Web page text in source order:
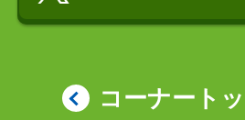
コーナート